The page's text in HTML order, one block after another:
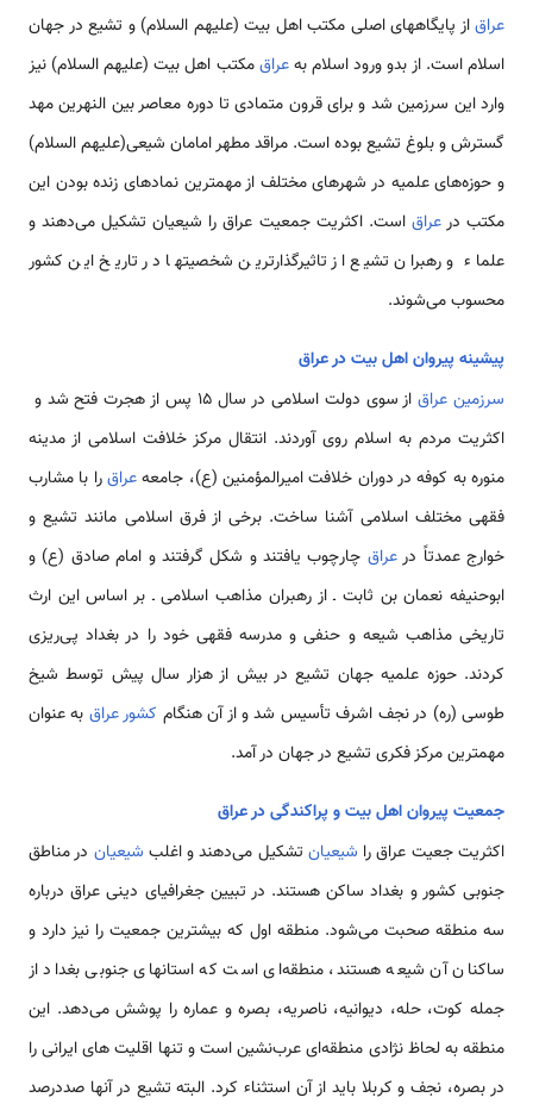
عراقاز پایگاههای اصلی مکتب اهل بیت (علیهم السلام) و تشیع در جهان
اسلام است. از بدو ورود اسلام بهعراقمکتب اهل بیت (علیهم السلام) نیز
وارد این سرزمین شد و برای قرون متمادی تا دوره معاصر بین النهرین مهد
گسترش و بلوغ تشیع بوده است. مراقد مطهر امامان شیعی(علیهم السلام)
و حوزه‌های علمیه در شهرهای مختلف از مهمترین نمادهای زنده بودن این
مکتب درعراق است. اکثریت جمعیت عراق را شیعیان تشکیل می‌دهند و
علماء و رهبران تشیع از تاثیرگذارترین شخصیتها در تاریخ این کشور
محسوب می‌شوند.
پیشینه پیروان اهل بیت در عراق
سرزمین عراق
از سوی دولت اسلامی در سال 15 پس از هجرت فتح شد و
اکثریت مردم به اسلام روی آوردند. انتقال مرکز خلافت اسلامی از مدینه
منوره به کوفه در دوران خلافت امیرالمؤمنین (ع)، جامعهعراقرا با مشارب
فقهی مختلف اسلامی آشنا ساخت. برخی از فرق اسلامی مانند تشیع و
خوارج عمدتاً درعراق چارچوب یافتند و شکل گرفتند و امام صادق (ع) و
ابوحنیفه نعمان بن ثابت ـ از رهبران مذاهب اسلامی ـ بر اساس این ارث
تاریخی مذاهب شیعه و حنفی و مدرسه فقهی خود را در بغداد پی‌ریزی
کردند. حوزه علمیه جهان تشیع در بیش از هزار سال پیش توسط شیخ
طوسی (ره) در نجف اشرف تأسیس شد و از آن هنگام کشور عراق به عنوان
مهمترین مرکز فکری تشیع در جهان در آمد.
جمعیت پیروان اهل بیت و پراکندگی در عراق
اکثریت جعیت عراق را شیعیان تشکیل می‌دهند و اغلب شیعیان در مناطق
جنوبی کشور و بغداد ساکن هستند. در تبیین جغرافیای دینی عراق درباره
سه منطقه صحبت می‌شود. منطقه اول که بیشترین جمعیت را نیز دارد و
ساکنان آن شیعه هستند، منطقه‌ای است که استانهای جنوبی بغداد از
جمله کوت، حله، دیوانیه، ناصریه، بصره و عماره را پوشش می‌دهد. این
منطقه به لحاظ نژادی منطقه‌ای عرب‌نشین است و تنها اقلیت های ایرانی را
در بصره، نجف و کربلا باید از آن استثناء کرد. البته تشیع در آنها صددرصد